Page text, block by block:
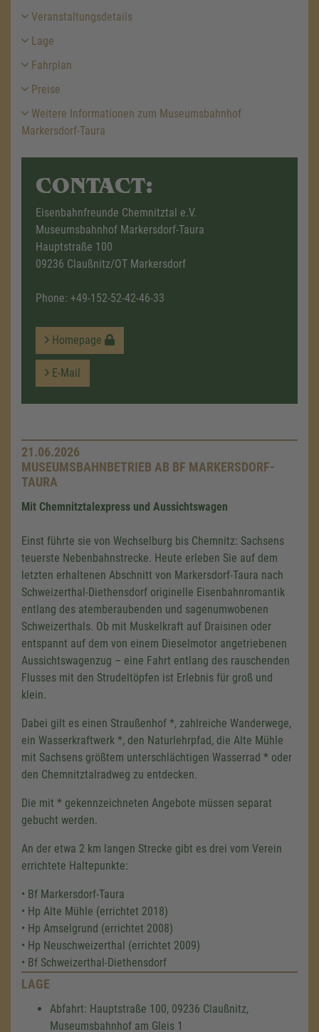
Veranstaltungsdetails
Lage
Fahrplan
Preise
Weitere Informationen zum Museumsbahnhof
Markersdorf-Taura
CONTACT:
Eisenbahnfreunde Chemnitztal e.V.
Museumsbahnhof Markersdorf-Taura
Hauptstraße 100
09236 Claußnitz/OT Markersdorf
Phone: +49-152-52-42-46-33
Homepage
E-Mail
21.06.2026
MUSEUMSBAHNBETRIEB AB BF MARKERSDORF-
TAURA
Mit Chemnitztalexpress und Aussichtswagen
Einst führte sie von Wechselburg bis Chemnitz: Sachsens
teuerste Nebenbahnstrecke. Heute erleben Sie auf dem
letzten erhaltenen Abschnitt von Markersdorf-Taura nach
Schweizerthal-Diethensdorf originelle Eisenbahnromantik
entlang des atemberaubenden und sagenumwobenen
Schweizerthals. Ob mit Muskelkraft auf Draisinen oder
entspannt auf dem von einem Dieselmotor angetriebenen
Aussichtswagenzug – eine Fahrt entlang des rauschenden
Flusses mit den Strudeltöpfen ist Erlebnis für groß und
klein.
Dabei gilt es einen Straußenhof *, zahlreiche Wanderwege,
ein Wasserkraftwerk *, den Naturlehrpfad, die Alte Mühle
mit Sachsens größtem unterschlächtigen Wasserrad * oder
den Chemnitztalradweg zu entdecken.
Die mit * gekennzeichneten Angebote müssen separat
gebucht werden.
An der etwa 2 km langen Strecke gibt es drei vom Verein
errichtete Haltepunkte:
• Bf Markersdorf-Taura
• Hp Alte Mühle (errichtet 2018)
• Hp Amselgrund (errichtet 2008)
• Hp Neuschweizerthal (errichtet 2009)
• Bf Schweizerthal-Diethensdorf
LAGE
Abfahrt: Hauptstraße 100, 09236 Claußnitz,
Museumsbahnhof am Gleis 1